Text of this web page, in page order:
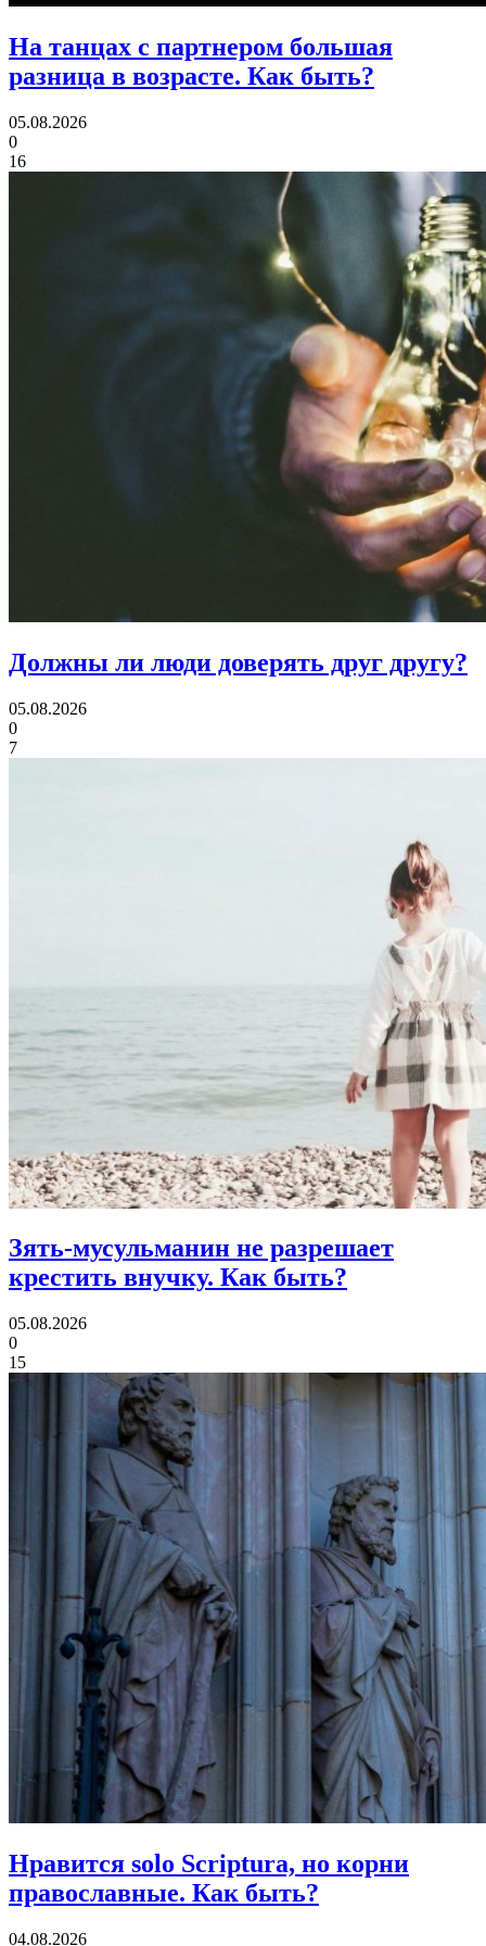
На танцах с партнером большая
разница в возрасте. Как быть?
05.08.2026
0
16
Должны ли люди доверять друг другу?
05.08.2026
0
7
Зять-мусульманин не разрешает
крестить внучку. Как быть?
05.08.2026
0
15
Нравится solo Scriptura, но корни
православные. Как быть?
04.08.2026